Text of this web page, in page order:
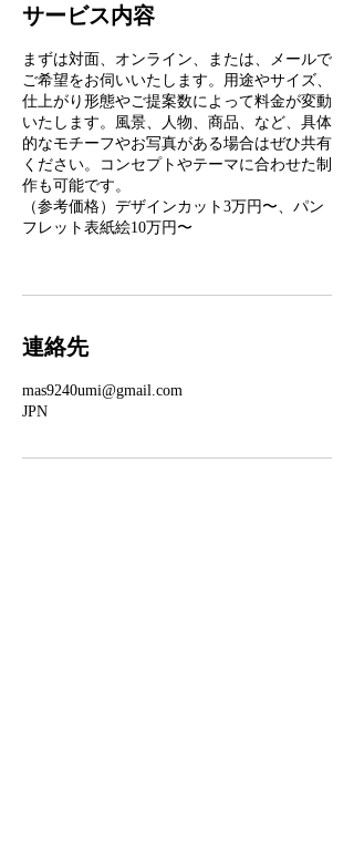
サービス内容
まずは対面、オンライン、または、メールで
ご希望をお伺いいたします。用途やサイズ、
仕上がり形態やご提案数によって料金が変動
いたします。風景、人物、商品、など、具体
的なモチーフやお写真がある場合はぜひ共有
ください。コンセプトやテーマに合わせた制
作も可能です。
（参考価格）デザインカット3万円〜、パン
フレット表紙絵10万円〜
連絡先
mas9240umi@gmail.com
JPN